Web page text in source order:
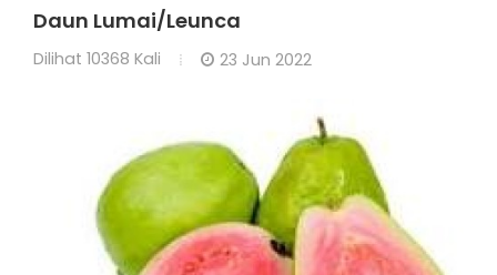
Daun Lumai/Leunca
Dilihat 10368 Kali 23 Jun 2022